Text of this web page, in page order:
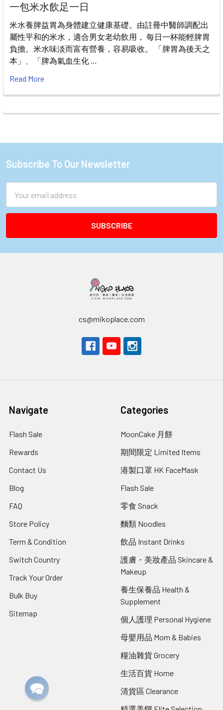
一包米水飲足一日
米水養脾益胃為身體建立健康基礎。由註冊中醫師調配出
屬性平和的米水，適合男女老幼飲用， 每日一杯能輕脾胃
負擔。米水味淡而富有營養，容易吸收。 「脾胃為後天之
本」、「脾為氣血生化 …
Read More
Footer
Subscribe To Our Newsletter
Address
cs@mikoplace.com
Navigate
Flash Sale
Rewards
Contact Us
Blog
FAQ
Store Policy
Term & Condition
Switch Country
Track Your Order
Bulk Buy
Sitemap
Categories
MoonCake 月餅
期間限定 Limited Items
港製口罩 HK FaceMask
Flash Sale
零食 Snack
麵類 Noodles
飲品 Instant Drinks
護膚・美妝產品 Skincare &
Makeup
養生保養品 Health &
Supplement
個人護理 Personal Hygiene
母嬰用品 Mom & Babies
糧油雜貨 Grocery
生活百貨 Home
清貨區 Clearance